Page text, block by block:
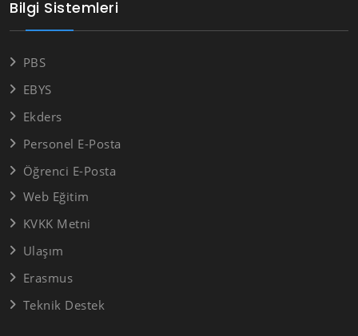
Bilgi Sistemleri
PBS
EBYS
Ekders
Personel E-Posta
Öğrenci E-Posta
Web Eğitim
KVKK Metni
Ulaşım
Erasmus
Teknik Destek